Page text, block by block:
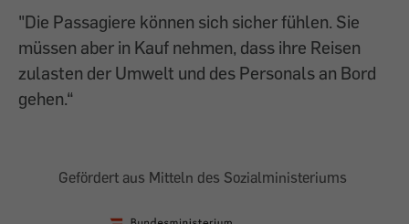
"Die Passagiere können sich sicher fühlen. Sie
müssen aber in Kauf nehmen, dass ihre Reisen
zulasten der Umwelt und des Personals an Bord
gehen.“
Gefördert aus Mitteln des Sozialministeriums